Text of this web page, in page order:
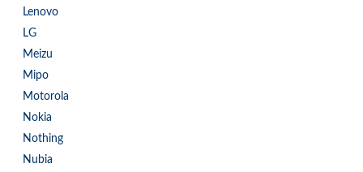
Lenovo
LG
Meizu
Mipo
Motorola
Nokia
Nothing
Nubia